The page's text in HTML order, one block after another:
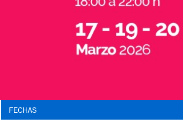
FECHAS